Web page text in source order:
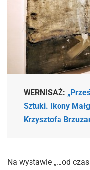
WERNISAŻ:
Sztuki. Ikony
Krzysztofa
Na wystawie „…od